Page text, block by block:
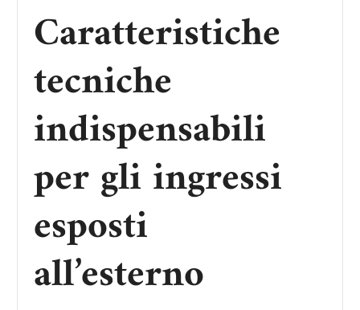
Caratteristiche
tecniche
indispensabili
per gli ingressi
esposti
all’esterno